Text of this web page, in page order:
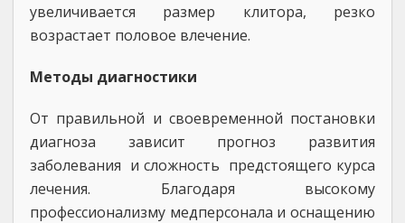
увеличивается размер клитора, резко
возрастает половое влечение.
Методы диагностики
От правильной и своевременной постановки
диагноза зависит прогноз развития
заболевания и сложность предстоящего курса
лечения. Благодаря высокому
профессионализму медперсонала и оснащению